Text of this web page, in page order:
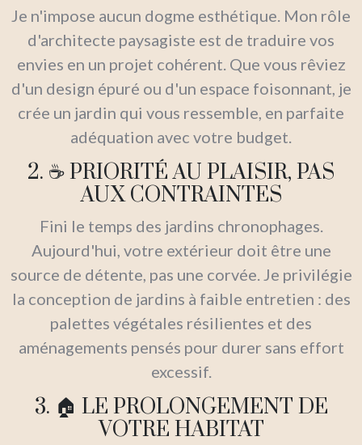
Je n'impose aucun dogme esthétique. Mon rôle
d'architecte paysagiste est de traduire vos
envies en un projet cohérent. Que vous rêviez
d'un design épuré ou d'un espace foisonnant, je
crée un jardin qui vous ressemble, en parfaite
adéquation avec votre budget.
2. ☕ PRIORITÉ AU PLAISIR, PAS
AUX CONTRAINTES
Fini le temps des jardins chronophages.
Aujourd'hui, votre extérieur doit être une
source de détente, pas une corvée. Je privilégie
la conception de jardins à faible entretien : des
palettes végétales résilientes et des
aménagements pensés pour durer sans effort
excessif.
3. 🏠 LE PROLONGEMENT DE
VOTRE HABITAT